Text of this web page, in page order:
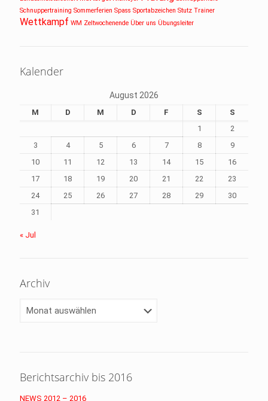
Schnuppertraining Sommerferien Spass Sportabzeichen Stutz Trainer
Wettkampf WM Zeltwochenende Über uns Übungsleiter
Kalender
August 2026
M D M D F S
S
1
2
3
4 5 6 7 8
9
10
11 12 13 14 15
16
17
18 19 20 21 22
23
24
25 26 27 28 29
30
31
« Jul
Archiv
Berichtsarchiv bis 2016
NEWS 2012 – 2016